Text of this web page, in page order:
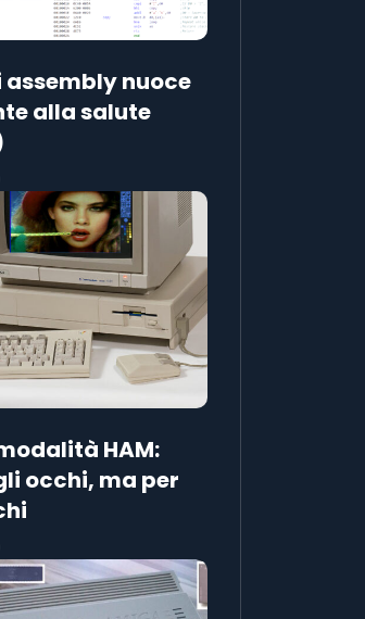
assembly nuoce
alla salute
HAM:
occhi, ma per